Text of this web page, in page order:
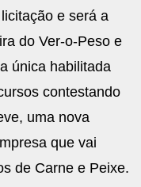
e será a
do Ver-o-Peso e
única habilitada
contestando
uma nova
que vai
de Carne e Peixe.